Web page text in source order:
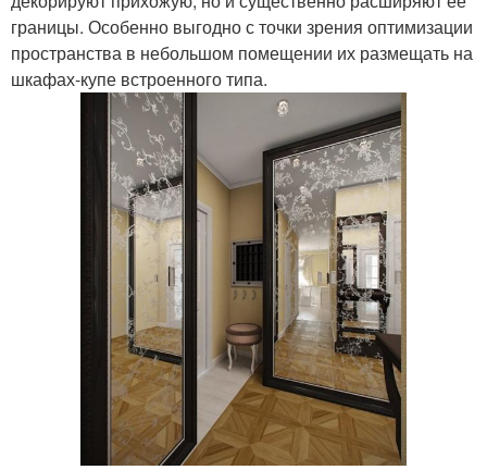
границы. Особенно выгодно с точки зрения оптимизации
пространства в небольшом помещении их размещать на
шкафах-купе встроенного типа.